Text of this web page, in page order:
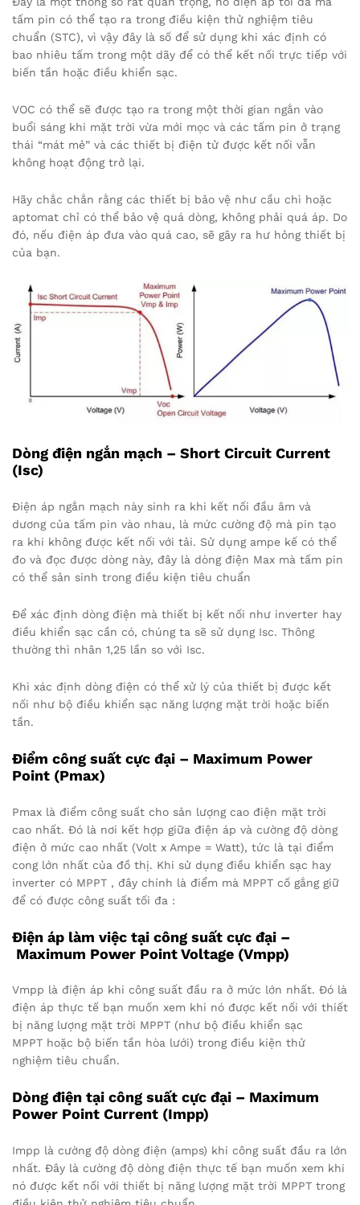
tấm pin có thể tạo ra trong điều kiện thử nghiệm tiêu
chuẩn (STC), vì vậy đây là số để sử dụng khi xác định có
bao nhiêu tấm trong một dãy để có thể kết nối trực tiếp với
biến tần hoặc điều khiển sạc.
VOC có thể sẽ được tạo ra trong một thời gian ngắn vào
buổi sáng khi mặt trời vừa mới mọc và các tấm pin ở trạng
thái “mát mẻ” và các thiết bị điện tử được kết nối vẫn
không hoạt động trở lại.
Hãy chắc chắn rằng các thiết bị bảo vệ như cầu chì hoặc
aptomat chỉ có thể bảo vệ quá dòng, không phải quá áp. Do
đó, nếu điện áp đưa vào quá cao, sẽ gây ra hư hỏng thiết bị
của bạn.
Dòng điện ngắn mạch – Short Circuit Current
(Isc)
Điện áp ngắn mạch này sinh ra khi kết nối đầu âm và
dương của tấm pin vào nhau, là mức cường độ mà pin tạo
ra khi không được kết nối với tải. Sử dụng ampe kế có thể
đo và đọc được dòng này, đây là dòng điện Max mà tấm pin
có thể sản sinh trong điều kiện tiêu chuẩn
Để xác định dòng điện mà thiết bị kết nối như inverter hay
điều khiển sạc cần có, chúng ta sẽ sử dụng Isc. Thông
thường thì nhân 1,25 lần so với Isc.
Khi xác định dòng điện có thể xử lý của thiết bị được kết
nối như bộ điều khiển sạc năng lượng mặt trời hoặc biến
tần.
Điểm công suất cực đại – Maximum Power
Point (Pmax)
Pmax là điểm công suất cho sản lượng cao điện mặt trời
cao nhất. Đó là nơi kết hợp giữa điện áp và cường độ dòng
điện ở mức cao nhất (Volt x Ampe = Watt), tức là tại điểm
cong lớn nhất của đồ thị. Khi sử dụng điều khiển sạc hay
inverter có MPPT , đây chính là điểm mà MPPT cố gắng giữ
để có được công suất tối đa :
Điện áp làm việc tại công suất cực đại –
Maximum Power Point Voltage (Vmpp)
Vmpp là điện áp khi công suất đầu ra ở mức lớn nhất. Đó là
điện áp thực tế bạn muốn xem khi nó được kết nối với thiết
bị năng lượng mặt trời MPPT (như bộ điều khiển sạc
MPPT hoặc bộ biến tần hòa lưới) trong điều kiện thử
nghiệm tiêu chuẩn.
Dòng điện tại công suất cực đại – Maximum
Power Point Current (Impp)
Impp là cường độ dòng điện (amps) khi công suất đầu ra lớn
nhất. Đây là cường độ dòng điện thực tế bạn muốn xem khi
nó được kết nối với thiết bị năng lượng mặt trời MPPT trong